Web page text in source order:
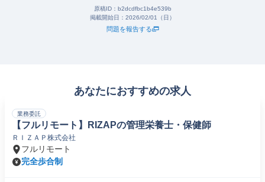
原稿ID： b2dcdfbc1b4e539b
掲載開始日： 2026/02/01（日）
問題を報告する
あなたにおすすめの求人
業務委託
【フルリモート】RIZAPの管理栄養士・保健師
ＲＩＺＡＰ株式会社
フルリモート
完全歩合制